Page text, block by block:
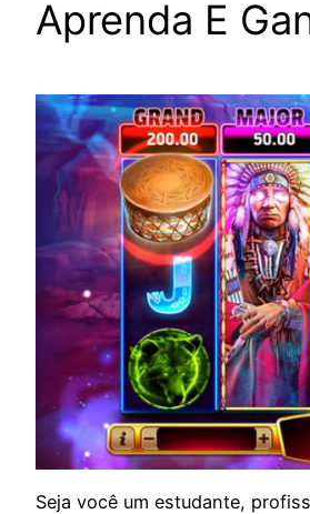
Aprenda E
Seja você um estudante,